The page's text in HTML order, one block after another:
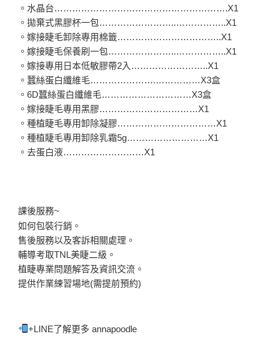
。水晶台………………………………………………….X1
。拋棄式黑膠杯一包……………………..……………..X1
。嫁接睫毛卸除專用棉籤……………………………..X1
。嫁接睫毛保養刷一包…………………..……………..X1
。嫁接專用日本低敏膠帶2入……………………..X1
。蠶絲蛋白纖維毛………………….……………X3盒
。6D蠶絲蛋白纖維毛…………………………X3盒
。嫁接睫毛專用黑膠……………………………X1
。種植睫毛專用卸除凝膠……………………………X1
。種植睫毛專用卸除乳霜5g………………………X1
。去蛋白液………………………X1
課後服務~
如何包裝行銷。
售後服務以及客訴相關處理。
輔導考取TNL美睫二級。
植睫專業問題解答及資訊交流。
提供作業練習場地(需提前預約)
+LINE了解更多 annapoodle